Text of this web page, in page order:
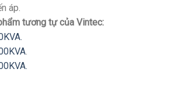
áp.
tương tự của Vintec:
.